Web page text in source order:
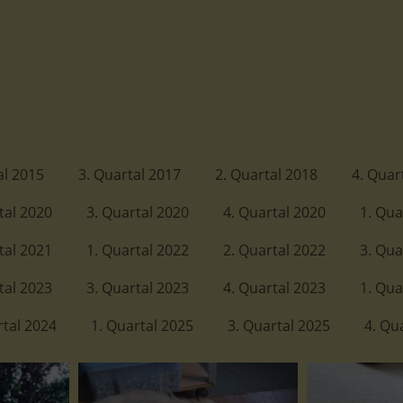
2015 3. Quartal 2017 2. Quartal 2018
4.
2020
3. Quartal 2020 4. Quartal 2020
1.
2021
1. Quartal 2022 2. Quartal 2022
3.
2023
3. Quartal 2023 4. Quartal 2023
1.
2024
1. Quartal 2025 3. Quartal 2025 4.